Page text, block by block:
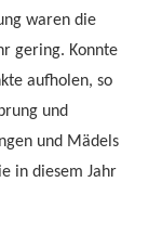
waren die
gering. Konnte
aufholen, so
und
und Mädels
in diesem Jahr